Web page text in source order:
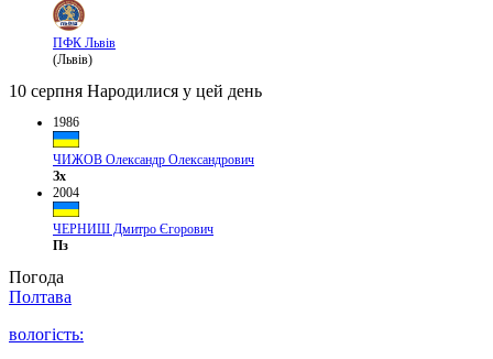
ПФК Львів
(Львів)
10 серпня Народилися у цей день
1986
ЧИЖОВ Олександр Олександрович
Зх
2004
ЧЕРНИШ Дмитро Єгорович
Пз
Погода
Полтава
вологість: